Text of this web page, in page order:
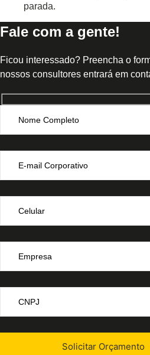
parada.
Fale com a gente!
Ficou interessado? Preencha o
nossos consultores entrará em